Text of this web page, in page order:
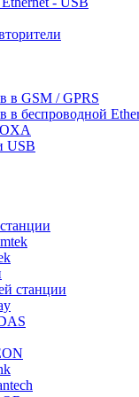
в GSM / GPRS
в беспроводной
USB
станции